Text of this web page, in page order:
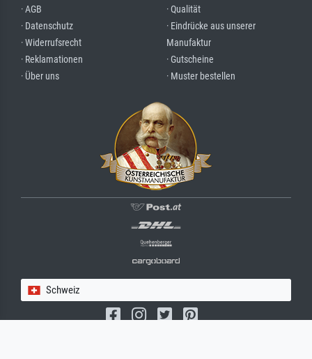
· AGB
· Datenschutz
· Widerrufsrecht
· Reklamationen
· Über uns
· Qualität
· Eindrücke aus unserer
Manufaktur
· Gutscheine
· Muster bestellen
Schweiz